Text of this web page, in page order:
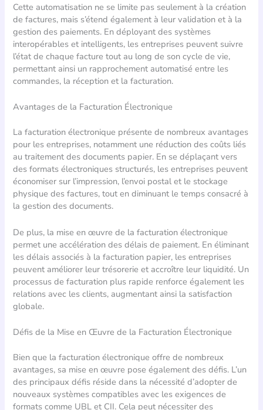
Cette automatisation ne se limite pas seulement à la création
de factures, mais s’étend également à leur validation et à la
gestion des paiements. En déployant des systèmes
interopérables et intelligents, les entreprises peuvent suivre
l’état de chaque facture tout au long de son cycle de vie,
permettant ainsi un rapprochement automatisé entre les
commandes, la réception et la facturation.
Avantages de la Facturation Électronique
La facturation électronique présente de nombreux avantages
pour les entreprises, notamment une réduction des coûts liés
au traitement des documents papier. En se déplaçant vers
des formats électroniques structurés, les entreprises peuvent
économiser sur l’impression, l’envoi postal et le stockage
physique des factures, tout en diminuant le temps consacré à
la gestion des documents.
De plus, la mise en œuvre de la facturation électronique
permet une accélération des délais de paiement. En éliminant
les délais associés à la facturation papier, les entreprises
peuvent améliorer leur trésorerie et accroître leur liquidité. Un
processus de facturation plus rapide renforce également les
relations avec les clients, augmentant ainsi la satisfaction
globale.
Défis de la Mise en Œuvre de la Facturation Électronique
Bien que la facturation électronique offre de nombreux
avantages, sa mise en œuvre pose également des défis. L’un
des principaux défis réside dans la nécessité d’adopter de
nouveaux systèmes compatibles avec les exigences de
formats comme UBL et CII. Cela peut nécessiter des